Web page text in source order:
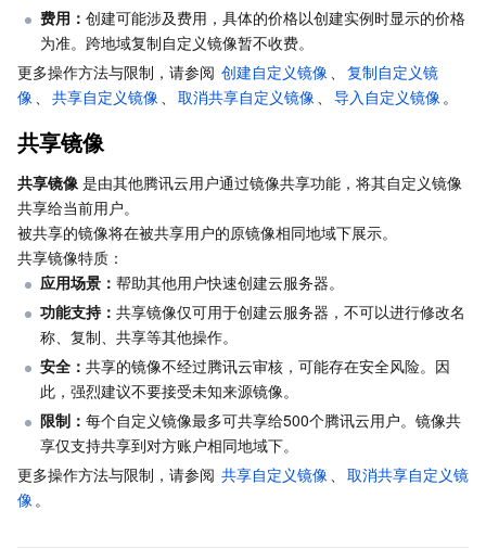
对等连接
网络流日志
Anycast 公网加速
共享带宽包
VPN 连接
私有连接
弹性公网 IP
全球应用加速
账号风控平台
风险识别 RCE
游戏安全
容器安全服务
云安全中心
漏洞扫描服务
防火墙管理
SSL 证书
私有域解析 Private DNS
移动解析 HTTPDNS
DNSPod
云解析 DNS
腾讯微卡
办公协同
腾讯电子签
腾讯会议
腾讯乐享
腾讯云企业网盘
大数据
弹性 MapReduce
Elasticsearch Service
流计算 Oceanus
数据湖计算
腾讯云数据仓库 TCHouse-C
腾讯云数据仓库 TCHouse-D
腾讯云数据仓库 TCHouse-P
AI 基础产品
人脸识别
语音合成
语音识别
机器翻译
文字识别
人脸融合
AI 应用产品
腾讯云智能数智人
人脸核身
AI 平台产品
腾讯云大模型训推平台TI-ONE
智能音乐平台
腾讯大模型
腾讯云智能体开发平台
知识引擎原子能力
大模型图像创作引擎
物联网
物联网通信
消息队列
消息队列 CKafka 版
通信服务
费用： 创建可能涉及费用，具体的价格以创建实例时显示的价格
为准。跨地域复制自定义镜像暂不收费。
更多操作方法与限制，请参阅 创建自定义镜像、 复制自定义镜
像、 共享自定义镜像、 取消共享自定义镜像、 导入自定义镜像。
共享镜像
共享镜像 是由其他腾讯云用户通过镜像共享功能，将其自定义镜像
共享给当前用户。
被共享的镜像将在被共享用户的原镜像相同地域下展示。
共享镜像特质：
应用场景： 帮助其他用户快速创建云服务器。
功能支持： 共享镜像仅可用于创建云服务器，不可以进行修改名
称、复制、共享等其他操作。
安全： 共享的镜像不经过腾讯云审核，可能存在安全风险。因
此，强烈建议不要接受未知来源镜像。
限制： 每个自定义镜像最多可共享给500个腾讯云用户。镜像共
享仅支持共享到对方账户相同地域下。
更多操作方法与限制，请参阅 共享自定义镜像、 取消共享自定义镜
像。